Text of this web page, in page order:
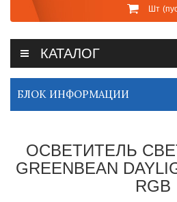
Шт
КАТАЛОГ
БЛОК ИНФОРМАЦИИ
ОСВЕТИТЕЛЬ
GREENBEAN
RGB